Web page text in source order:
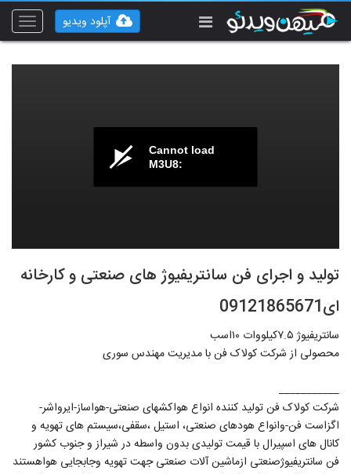
Toggle
آپلود ویدیو
Cannot load
M3U8:
تولید و اجرای فن سانتریفیوژ های صنعتی و کارخانه
ای09121865671
سانتریفیوژ ۷.۵کیلو‌وات ۱۰اسب
محصولی از شرکت کولاک فن با مدیریت مهندس سوری
___________
شرکت کولاک فن تولید کننده انواع هواکشهای صنعتی-هواساز-ایرواشر-
اگزاست فن-وانواع هودهای صنعتی، استیل ،سقفی،سیستم های تهویه و
کانال های اسپیرال با قیمت تولیدی بدون واسطه در شیراز و جنوب کشور
فن سانتریفیوژصنعتی ازماشین آلات صنعتی جهت تهویه و‌جابجایی هواهستند